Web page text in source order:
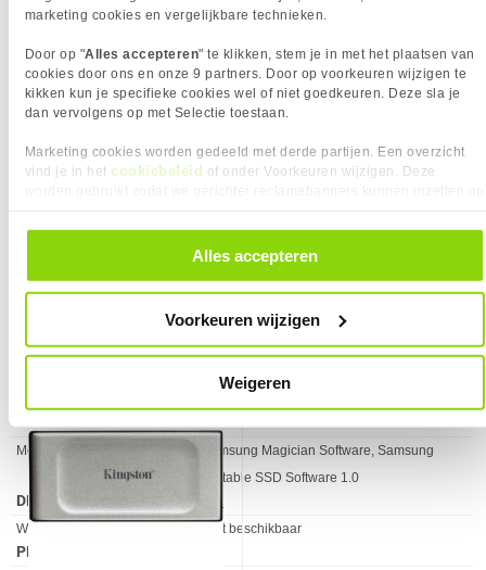
marketing cookies en vergelijkbare technieken.
Door op "Alles accepteren" te klikken, stem je in met het plaatsen van
cookies door ons en onze 9 partners. Door op voorkeuren wijzigen te
kikken kun je specifieke cookies wel of niet goedkeuren. Deze sla je
dan vervolgens op met Selectie toestaan.
Marketing cookies worden gedeeld met derde partijen. Een overzicht
vind je in het cookiebeleid of onder Voorkeuren wijzigen. Deze
alle cookies. Je kunt je gegeven toestemming altijd intrekken, dit doe je
door in de footer van onze website te klikken op ‘Cookievoorkeuren’
Alles accepteren
Voorkeuren wijzigen
Weigeren
KIES JE VARIANT
SSD Opslagcapaciteit: 1000 GB
❮
Interface
USB 3.2 Gen 2 (3.1 Gen 2)
Hardware encryptie
✓︎
NVM Express (NVMe)
ondersteuning
✓︎
besturingssystemen
POORTEN & INTERFACES
USB-C
SOFTWARE
Eigenschap
Meegeleverde software
Samsung Magician Software, Samsung
Portable SSD Software 1.0
DRAADLOOS LAN
Eigenschap Waarde
Wifi-standaard Niet beschikbaar
PRODUCT INFORMATIE
externe SSD
Vergelijk product Vergelijk product